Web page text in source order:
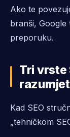
Ako te
branši, Google
preporuku.
Tri vrste
Kad SEO
„tehničkom